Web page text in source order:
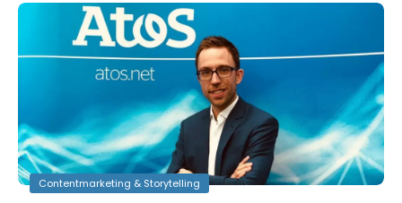
Contentmarketing & Storytelling